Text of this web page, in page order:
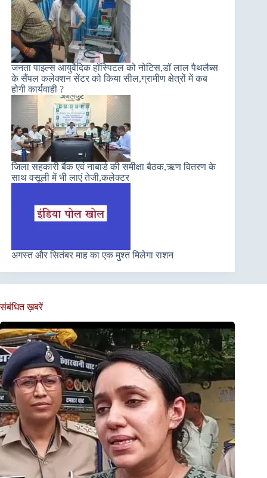
जनता पाइल्स आयुर्वेदिक हॉस्पिटल को नोटिस,डॉ लाल पैथलैब्स
के सैंपल कलेक्शन सेंटर को किया सील,ग्रामीण क्षेत्रों में कब
होगी कार्यवाही ?
जिला सहकारी बैंक एवं नाबार्ड की समीक्षा बैठक,ऋण वितरण के
साथ वसूली में भी लाएं तेजी,कलेक्टर
अगस्त और सितंबर माह का एक मुश्त मिलेगा राशन
संबंधित ख़बरें